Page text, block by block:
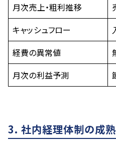
月次売上・粗利推移
キャッシュフロー
経費の異常値
月次の利益予測
3. 社内経理体制の成